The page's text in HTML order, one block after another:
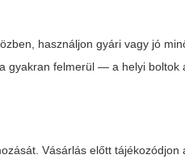
használjon gyári vagy jó
gyakran felmerül — a helyi boltok
Vásárlás előtt tájékozódjon